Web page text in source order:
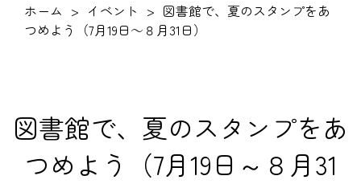
ホーム
イベント
図書館で、夏のスタンプをあ
つめよう（7月19日～８月31日）
図書館で、夏のスタンプをあ
つめよう（7月19日～８月31